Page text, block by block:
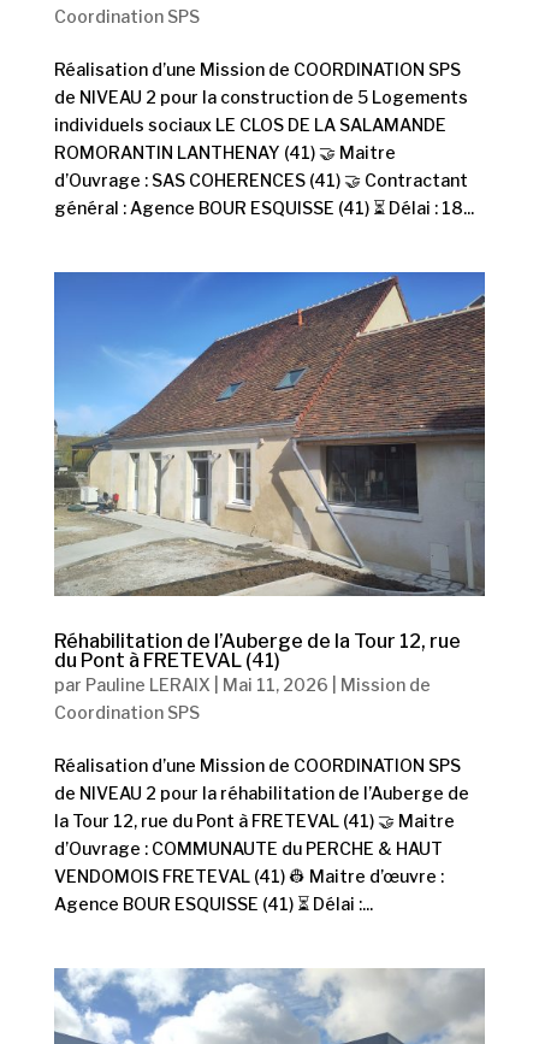
Coordination SPS
Réalisation d’une Mission de COORDINATION SPS
de NIVEAU 2 pour la construction de 5 Logements
individuels sociaux LE CLOS DE LA SALAMANDE
ROMORANTIN LANTHENAY (41) 🤝 Maitre
d’Ouvrage : SAS COHERENCES (41) 🤝 Contractant
général : Agence BOUR ESQUISSE (41) ⏳ Délai : 18...
Réhabilitation de l’Auberge de la Tour 12, rue
du Pont à FRETEVAL (41)
par Pauline LERAIX Mai 11, 2026
Mission de
Coordination SPS
Réalisation d’une Mission de COORDINATION SPS
de NIVEAU 2 pour la réhabilitation de l’Auberge de
la Tour 12, rue du Pont à FRETEVAL (41) 🤝 Maitre
d’Ouvrage : COMMUNAUTE du PERCHE & HAUT
VENDOMOIS FRETEVAL (41) 👷 Maitre d’œuvre :
Agence BOUR ESQUISSE (41) ⏳ Délai :...